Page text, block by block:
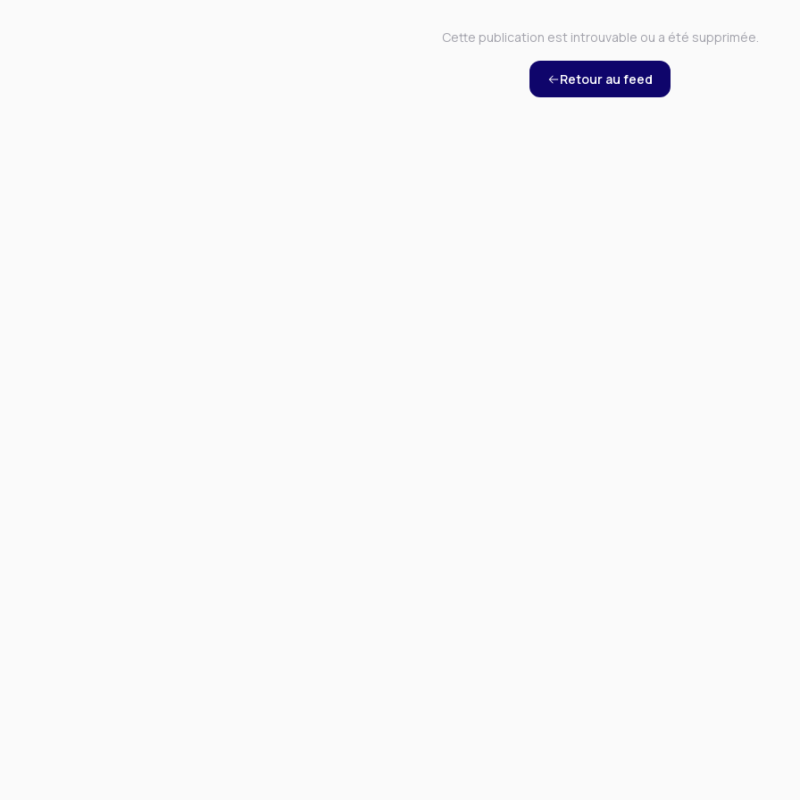
Cette publication est introuvable ou a été supprimée.
Retour au feed